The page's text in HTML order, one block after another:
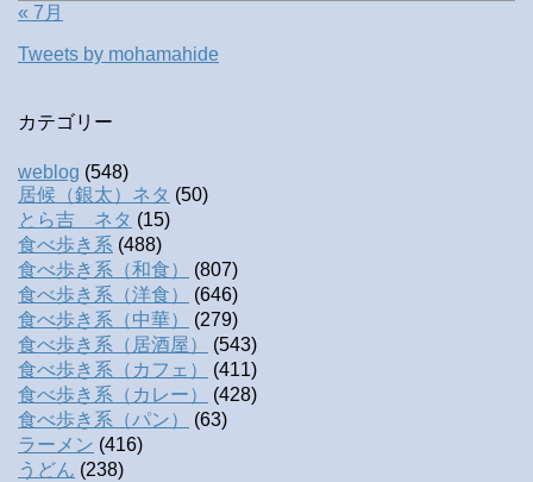
« 7月
Tweets by mohamahide
カテゴリー
weblog (548)
居候（銀太）ネタ (50)
とら吉 ネタ (15)
食べ歩き系 (488)
食べ歩き系（和食）
(807)
食べ歩き系（洋食）
(646)
食べ歩き系（中華）
(279)
食べ歩き系（居酒屋）
(543)
食べ歩き系（カフェ）
(411)
食べ歩き系（カレー）
(428)
食べ歩き系（パン）
(63)
ラーメン (416)
うどん (238)